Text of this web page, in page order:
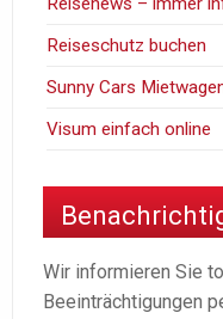
Reiseschutz buchen
Sunny Cars
Visum einfach online
Wir informieren Sie
Beeinträchtigungen